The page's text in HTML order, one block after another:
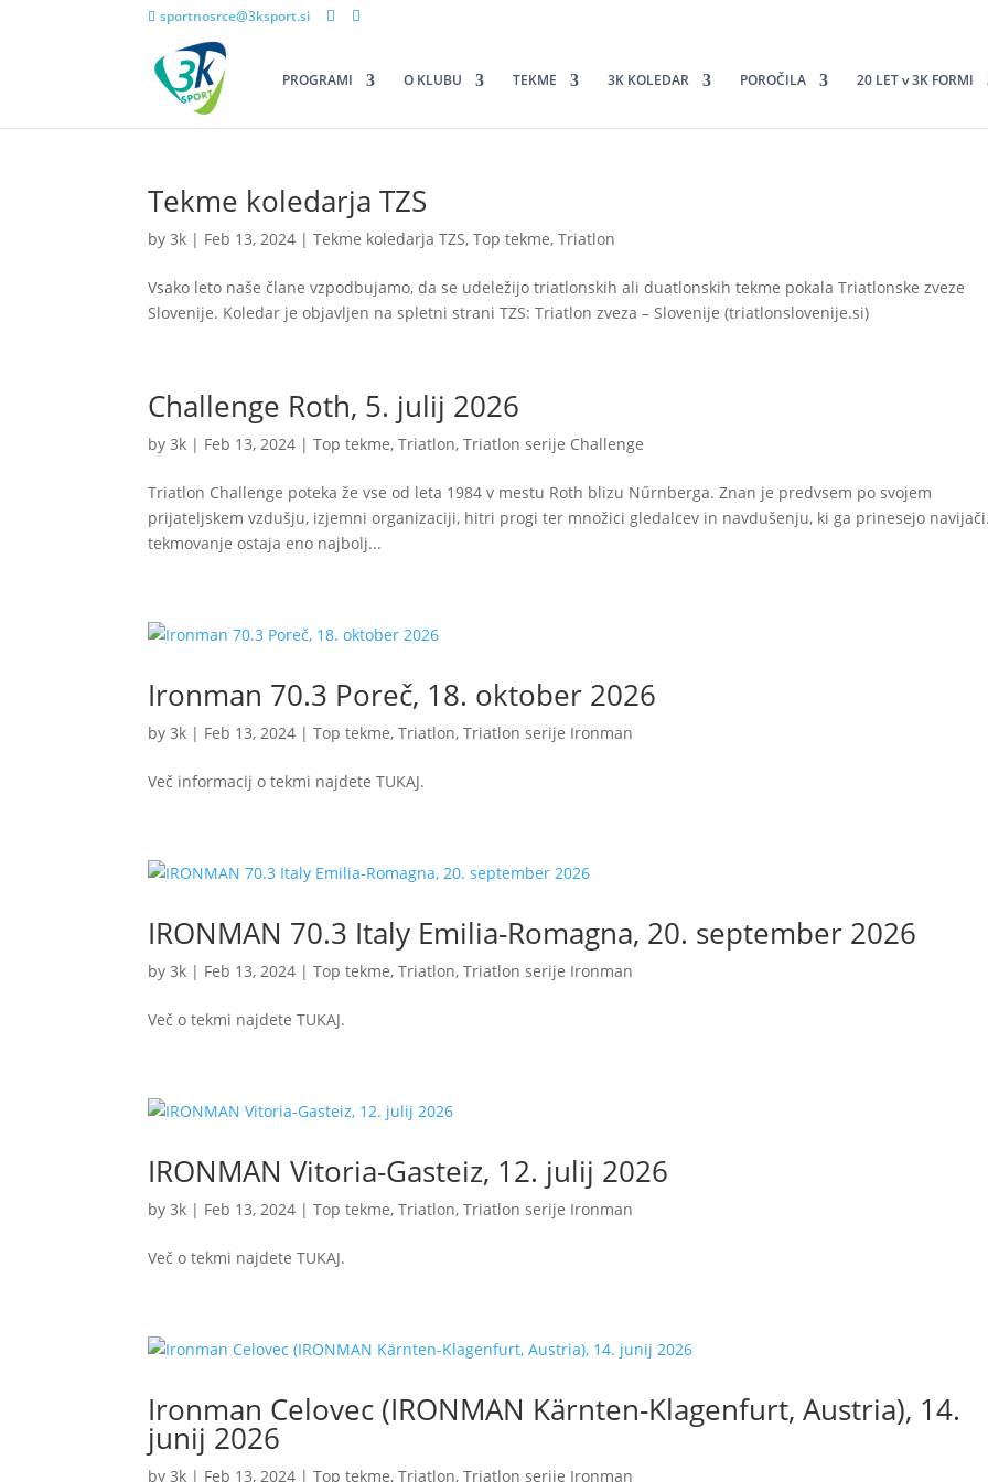
sportnosrce@3ksport.si
PROGRAMI O KLUBU TEKME 3K KOLEDAR POROČILA 20 LET v 3K FORMI
Tekme koledarja TZS
by3k | Feb 13, 2024 |Tekme koledarja TZS,Top tekme,Triatlon
Vsako leto naše člane vzpodbujamo, da se udeležijo triatlonskih ali duatlonskih tekme pokala Triatlonske zveze
Slovenije. Koledar je objavljen na spletni strani TZS: Triatlon zveza – Slovenije (triatlonslovenije.si)
Challenge Roth, 5. julij 2026
by3k | Feb 13, 2024 |Top tekme,Triatlon,Triatlon serije Challenge
Triatlon Challenge poteka že vse od leta 1984 v mestu Roth blizu Nűrnberga. Znan je predvsem po svojem
prijateljskem vzdušju, izjemni organizaciji, hitri progi ter množici gledalcev in navdušenju, ki ga prinesejo
tekmovanje ostaja eno najbolj...
Ironman 70.3 Poreč, 18. oktober 2026
by3k | Feb 13, 2024 |Top tekme,Triatlon,Triatlon serije Ironman
Več informacij o tekmi najdete TUKAJ.
IRONMAN 70.3 Italy Emilia-Romagna, 20. september 2026
by3k | Feb 13, 2024 |Top tekme,Triatlon,Triatlon serije Ironman
Več o tekmi najdete TUKAJ.
IRONMAN Vitoria-Gasteiz, 12. julij 2026
by3k | Feb 13, 2024 |Top tekme,Triatlon,Triatlon serije Ironman
Več o tekmi najdete TUKAJ.
Ironman Celovec (IRONMAN Kärnten-Klagenfurt, Austria), 14.
junij 2026
by3k | Feb 13, 2024 |Top tekme,Triatlon,Triatlon serije Ironman